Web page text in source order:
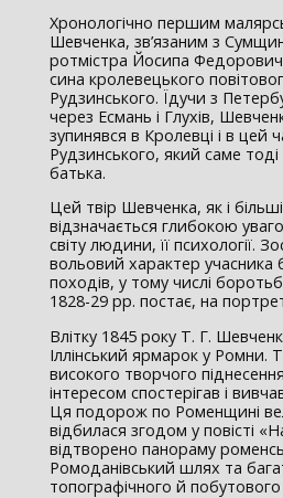
Хронологічно першим
Шевченка, зв’язаним з
ротмістра Йосипа
сина кролевецького
Рудзинського. Їдучи з
через Есмань і Глухів,
зупинявся в Кролевці і в цей
Рудзинського, який саме
батька.
Цей твір Шевченка, як і
відзначається глибокою
світу людини, її психології.
вольовий характер учасника
походів, у тому числі
1828-29 рр. постає, на
Влітку 1845 року Т. Г.
Іллінський ярмарок у Ромни.
високого творчого
інтересом спостерігав і
Ця подорож по Роменщині
відбилася згодом у повісті
відтворено панораму
Ромоданівський шлях та
топографічного й